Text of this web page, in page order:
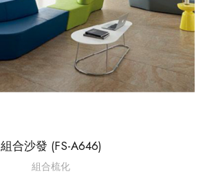
組合沙發 (FS-A646)
組合梳化